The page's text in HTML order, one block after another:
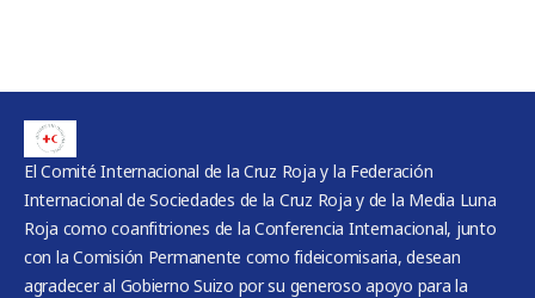
El Comité Internacional de la Cruz Roja y la Federación
Internacional de Sociedades de la Cruz Roja y de la Media Luna
Roja como coanfitriones de la Conferencia Internacional, junto
con la Comisión Permanente como fideicomisaria, desean
agradecer al Gobierno Suizo por su generoso apoyo para la